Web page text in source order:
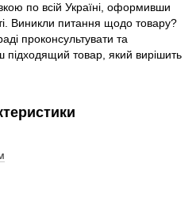
по всій Україні, оформивши
Виникли питання щодо товару?
проконсультувати та
підходящий товар, який вирішить